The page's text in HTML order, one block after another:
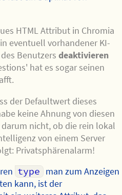
HTML Attribut in Chromia
eventuell vorhandener KI-
Benutzers deaktivieren
hat es sogar seinen
der Defaultwert dieses
keine Ahnung von diesen
nicht, ob die rein lokal
von einem Server
Privatsphärenalarm!
type man zum Anzeigen
kann, ist der